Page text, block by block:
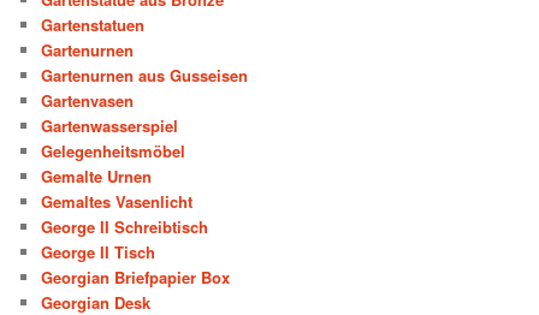
Gartenstatuen
Gartenurnen
Gartenurnen aus Gusseisen
Gartenvasen
Gartenwasserspiel
Gelegenheitsmöbel
Gemalte Urnen
Gemaltes Vasenlicht
George II Schreibtisch
George II Tisch
Georgian Briefpapier Box
Georgian Desk